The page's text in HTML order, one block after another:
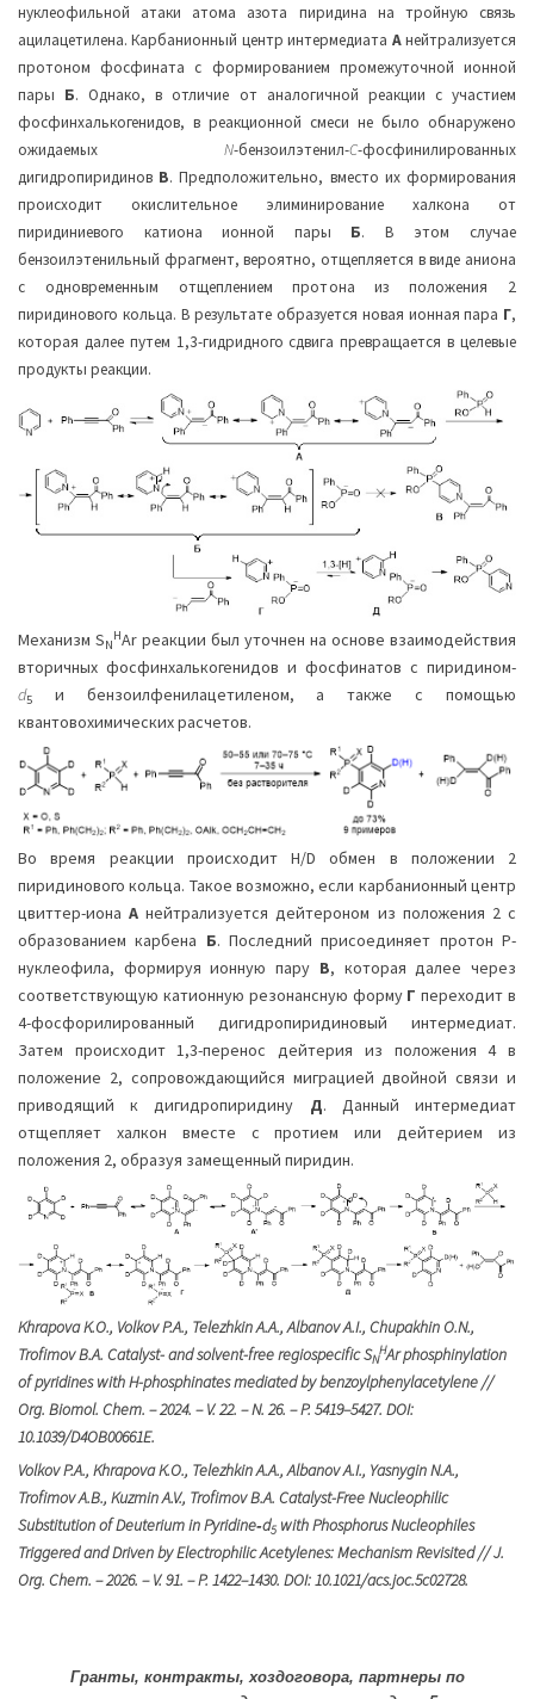
нуклеофильной атаки атома азота пиридина на тройную связь
ацилацетилена. Карбанионный центр интермедиата Анейтрализуется
протоном фосфината с формированием промежуточной ионной
пары Б. Однако, в отличие от аналогичной реакции с участием
фосфинхалькогенидов, в реакционной смеси не было обнаружено
ожидаемых N-бензоилэтенил-C-фосфинилированных
дигидропиридинов В. Предположительно, вместо их формирования
происходит окислительное элиминирование халкона от
пиридиниевого катиона ионной пары Б. В этом случае
бензоилэтенильный фрагмент, вероятно, отщепляется в виде аниона
с одновременным отщеплением протона из положения 2
пиридинового кольца. В результате образуется новая ионная пара Г,
которая далее путем 1,3-гидридного сдвига превращается в целевые
продукты реакции.
Механизм SN
HAr реакции был уточнен на основе взаимодействия
вторичных фосфинхалькогенидов и фосфинатов с пиридином-
d5
и бензоилфенилацетиленом, а также с помощью
квантовохимических расчетов.
Во время реакции происходит H/D обмен в положении 2
пиридинового кольца. Такое возможно, если карбанионный центр
цвиттер-ионаА нейтрализуется дейтероном из положения 2 с
образованием карбена Б. Последний присоединяет протон P-
нуклеофила, формируя ионную пару В, которая далее через
соответствующую катионную резонансную форму Г переходит в
4-фосфорилированный дигидропиридиновый интермедиат.
Затем происходит 1,3-перенос дейтерия из положения 4 в
положение 2, сопровождающийся миграцией двойной связи и
приводящий к дигидропиридину Д. Данный интермедиат
отщепляет халкон вместе с протием или дейтерием из
положения 2, образуя замещенный пиридин.
Khrapova K.O., Volkov P.A., Telezhkin A.A., Albanov A.I., Chupakhin O.N.,
Trofimov B.A. Catalyst- and solvent-free regiospecific SN
HAr phosphinylation
of pyridines with H-phosphinates mediated by benzoylphenylacetylene //
Org. Biomol. Chem. – 2024. – V. 22. – N. 26. – P. 5419–5427. DOI:
10.1039/D4OB00661E.
Volkov P.A., Khrapova K.O., Telezhkin A.A., Albanov A.I., Yasnygin N.A.,
Trofimov A.B., Kuzmin A.V., Trofimov B.A. Catalyst-Free Nucleophilic
Substitution of Deuterium in Pyridine‑d5 with Phosphorus Nucleophiles
Triggered and Driven by Electrophilic Acetylenes: Mechanism Revisited // J.
Org. Chem. – 2026. –V. 91. –P. 1422–1430. DOI: 10.1021/acs.joc.5c02728.
Гранты, контракты, хоздоговора, партнеры по